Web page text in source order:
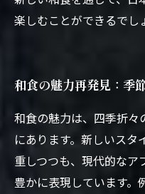
楽しむことができるでし
和食の魅力再発見：季
和食の魅力は、四季折々
にあります。新しいス
重しつつも、現代的なア
豊かに表現しています。